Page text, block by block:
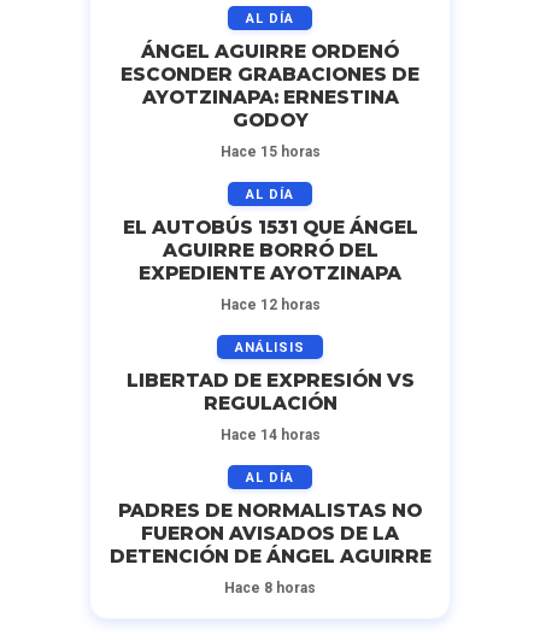
AL DÍA
ÁNGEL AGUIRRE ORDENÓ
ESCONDER GRABACIONES DE
AYOTZINAPA: ERNESTINA
GODOY
Hace 15 horas
AL DÍA
EL AUTOBÚS 1531 QUE ÁNGEL
AGUIRRE BORRÓ DEL
EXPEDIENTE AYOTZINAPA
Hace 12 horas
ANÁLISIS
LIBERTAD DE EXPRESIÓN VS
REGULACIÓN
Hace 14 horas
AL DÍA
PADRES DE NORMALISTAS NO
FUERON AVISADOS DE LA
DETENCIÓN DE ÁNGEL AGUIRRE
Hace 8 horas